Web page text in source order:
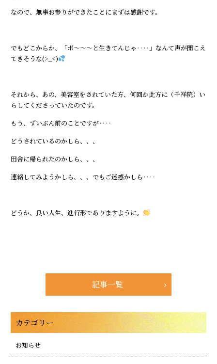
なので、無事お参りができたことにまずは感謝です。
でもどこからか、「ボ～～～と生きてんじゃ‥‥」なんて声が聞こえ
てきそうな(>_<)
それから、あの、美容室をされていた方、何回か此方に（千祥院）い
らしてくださっていたのです。
もう、ずいぶん前のことですが‥‥
どうされているのかしら、、、
田舎に帰られたのかしら、、、
連絡してみようかしら、、、でもご迷惑かしら‥‥
どうか、良い人生、進行形でありますように。
記事一覧
カテゴリー
お知らせ